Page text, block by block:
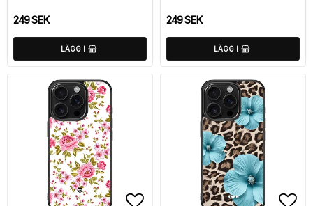
249 SEK
LÄGG I
249 SEK
LÄGG I